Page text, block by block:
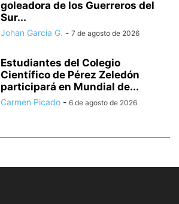
goleadora de los Guerreros del
Sur...
Johan Garcia G. - 7 de agosto de 2026
Estudiantes del Colegio
Científico de Pérez Zeledón
participará en Mundial de...
Carmen Picado - 6 de agosto de 2026